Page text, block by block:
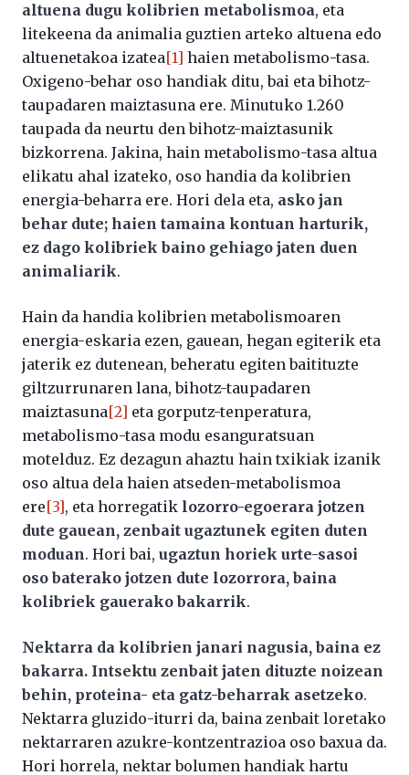
altuena dugu kolibrien metabolismoa, eta
litekeena da animalia guztien arteko altuena edo
altuenetakoa izatea[1] haien metabolismo-tasa.
Oxigeno-behar oso handiak ditu, bai eta bihotz-
taupadaren maiztasuna ere. Minutuko 1.260
taupada da neurtu den bihotz-maiztasunik
bizkorrena. Jakina, hain metabolismo-tasa altua
elikatu ahal izateko, oso handia da kolibrien
energia-beharra ere. Hori dela eta, asko jan
behar dute; haien tamaina kontuan harturik,
ez dago kolibriek baino gehiago jaten duen
animaliarik.
Hain da handia kolibrien metabolismoaren
energia-eskaria ezen, gauean, hegan egiterik eta
jaterik ez dutenean, beheratu egiten baitituzte
giltzurrunaren lana, bihotz-taupadaren
maiztasuna[2] eta gorputz-tenperatura,
metabolismo-tasa modu esanguratsuan
motelduz. Ez dezagun ahaztu hain txikiak izanik
oso altua dela haien atseden-metabolismoa
ere[3], eta horregatik lozorro-egoerara jotzen
dute gauean, zenbait ugaztunek egiten duten
moduan. Hori bai, ugaztun horiek urte-sasoi
oso baterako jotzen dute lozorrora, baina
kolibriek gauerako bakarrik.
Nektarra da kolibrien janari nagusia, baina ez
bakarra. Intsektu zenbait jaten dituzte noizean
behin, proteina- eta gatz-beharrak asetzeko.
Nektarra gluzido-iturri da, baina zenbait loretako
nektarraren azukre-kontzentrazioa oso baxua da.
Hori horrela, nektar bolumen handiak hartu